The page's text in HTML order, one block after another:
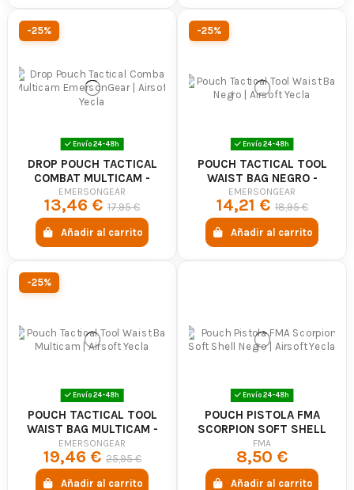
-25%
Envío 24-48h
DROP POUCH TACTICAL
COMBAT MULTICAM -
EMERSONGEAR
EMERSONGEAR
13,46 € 17,95 €
Añadir al carrito
-25%
Envío 24-48h
POUCH TACTICAL TOOL
WAIST BAG NEGRO -
EMERSONGEAR
EMERSONGEAR
14,21 € 18,95 €
Añadir al carrito
-25%
Envío 24-48h
POUCH TACTICAL TOOL
WAIST BAG MULTICAM -
EMERSONGEAR
EMERSONGEAR
19,46 € 25,95 €
Añadir al carrito
Envío 24-48h
POUCH PISTOLA FMA
SCORPION SOFT SHELL
NEGRO
FMA
8,50 €
Añadir al carrito